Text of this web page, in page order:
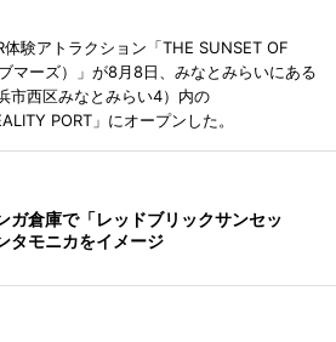
験アトラクション「THE SUNSET OF
マーズ）」が8月8日、みなとみらいにある
市西区みなとみらい4）内の
PORT」にオープンした。
ガ倉庫で「レッドブリックサンセッ
タモニカをイメージ